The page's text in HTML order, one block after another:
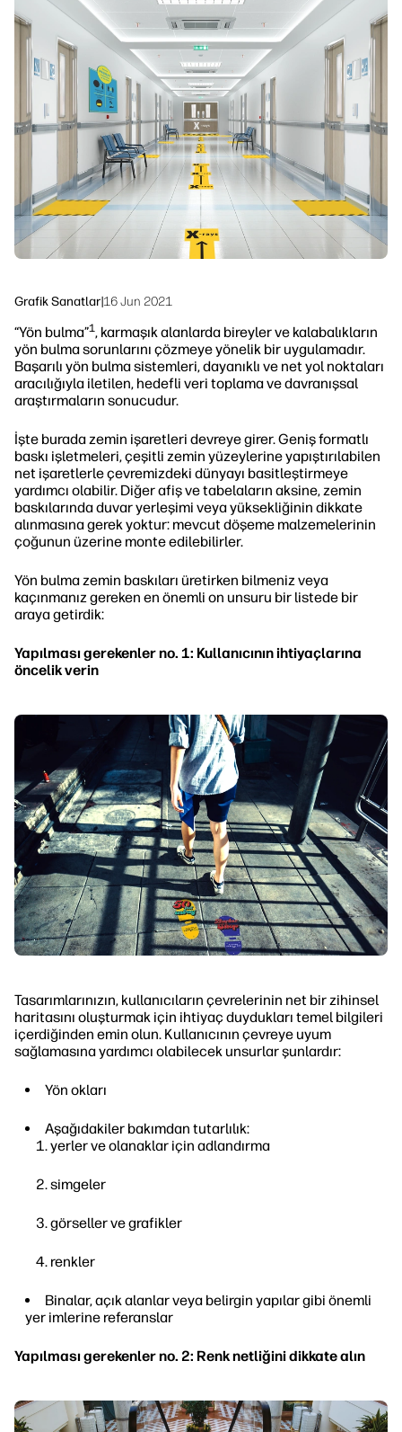
Bizi Takip Edin
linkedInfacebook
twitteryoutube
İş Akışı Çözümleri
Sürdürülebilirlik
Grafik Sanatlar16 Jun 2021
“Yön bulma”1, karmaşık alanlarda bireyler ve kalabalıkların
yön bulma sorunlarını çözmeye yönelik bir uygulamadır.
Başarılı yön bulma sistemleri, dayanıklı ve net yol noktaları
aracılığıyla iletilen, hedefli veri toplama ve davranışsal
araştırmaların sonucudur.
İşte burada zemin işaretleri devreye girer. Geniş formatlı
baskı işletmeleri, çeşitli zemin yüzeylerine yapıştırılabilen
net işaretlerle çevremizdeki dünyayı basitleştirmeye
yardımcı olabilir. Diğer afiş ve tabelaların aksine, zemin
baskılarında duvar yerleşimi veya yüksekliğinin dikkate
alınmasına gerek yoktur: mevcut döşeme malzemelerinin
çoğunun üzerine monte edilebilirler.
Yön bulma zemin baskıları üretirken bilmeniz veya
kaçınmanız gereken en önemli on unsuru bir listede bir
araya getirdik:
Yapılması gerekenler no. 1: Kullanıcının ihtiyaçlarına
öncelik verin
Tasarımlarınızın, kullanıcıların çevrelerinin net bir zihinsel
haritasını oluşturmak için ihtiyaç duydukları temel bilgileri
içerdiğinden emin olun. Kullanıcının çevreye uyum
sağlamasına yardımcı olabilecek unsurlar şunlardır:
Yön okları
Aşağıdakiler bakımdan tutarlılık:
yerler ve olanaklar için adlandırma
simgeler
görseller ve grafikler
renkler
Binalar, açık alanlar veya belirgin yapılar gibi önemli
yer imlerine referanslar
Yapılması gerekenler no. 2: Renk netliğini dikkate alın